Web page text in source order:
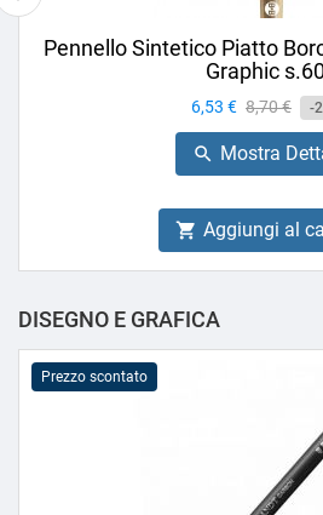
Pennello Sintetico Piatto
Graphic
Prezzo
6,53 € Prezzo
base
8,70 € -
 Mostra
 Aggiungi al
DISEGNO E GRAFICA
Prezzo scontato